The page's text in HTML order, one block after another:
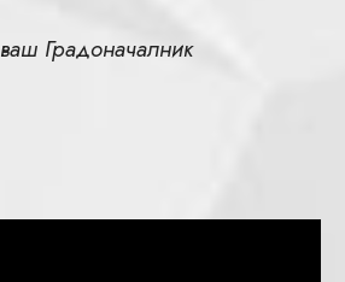
ваш Градоначалник